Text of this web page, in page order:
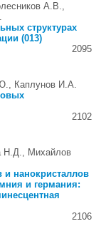
А.В.,
структурах
(013)
2095
Каплунов И.А.
2102
Н.Д., Михайлов
нанокристаллов
и германия:
2106